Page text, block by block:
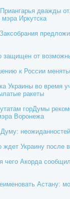
дважды
мэра Иркутска
защищен от
к России
Украины во время
ракеты
горДумы
Воронежа
ждет Украину
чего Акорда
Астану: